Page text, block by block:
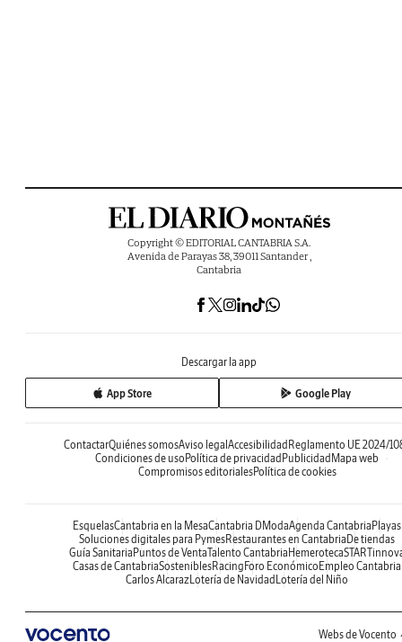
Copyright © EDITORIAL CANTABRIA S.A.
Avenida de Parayas 38, 39011 Santander ,
Cantabria
Descargar la app
App Store Google Play
ContactarQuiénes somosAviso legal Accesibilidad Reglamento UE 2024/
Condiciones de uso Política de privacidad Publicidad Mapa web
Compromisos editorialesPolítica de cookies
EsquelasCantabria en la MesaCantabria DModaAgenda Cantabria Playas
Soluciones digitales para PymesRestaurantes en Cantabria De tiendas
Guía Sanitaria Puntos de VentaTalento Cantabria Hemeroteca
Casas de CantabriaSosteniblesRacing Foro Económico Empleo Cantabria
Carlos AlcarazLotería de Navidad Lotería del Niño
Webs de Vocento